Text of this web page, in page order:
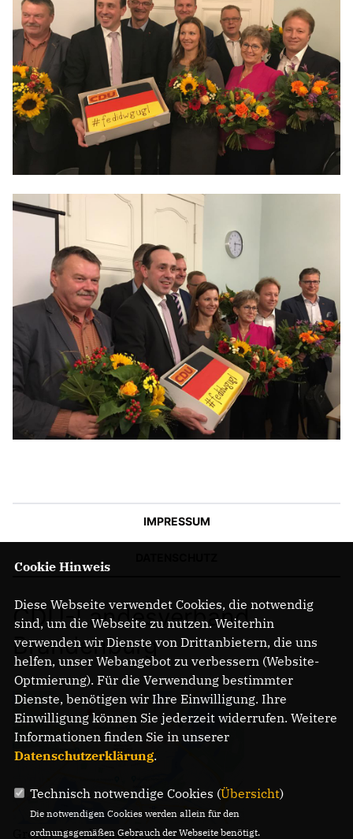
IMPRESSUM
CDU-Landesverband
Brandenburg
Gregor-Mendel-Straße 3
Cookie Hinweis
Diese Webseite verwendet Cookies, die notwendig
sind, um die Webseite zu nutzen. Weiterhin
verwenden wir Dienste von Drittanbietern, die uns
helfen, unser Webangebot zu verbessern (Website-
Optmierung). Für die Verwendung bestimmter
Dienste, benötigen wir Ihre Einwilligung. Ihre
Einwilligung können Sie jederzeit widerrufen. Weitere
Informationen finden Sie in unserer
Datenschutzerklärung.
Technisch notwendige Cookies (Übersicht)
Die notwendigen Cookies werden allein für den
ordnungsgemäßen Gebrauch der Webseite benötigt.